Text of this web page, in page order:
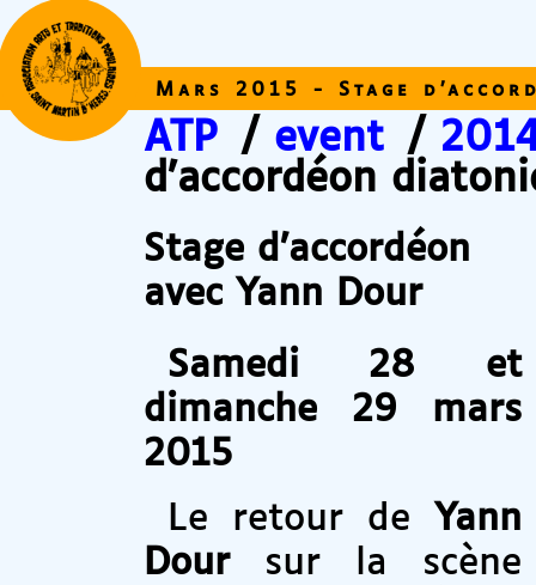
ATP / event /
d’accordéon
Mars 2015 - Stage
Stage d’accordéon
avec Yann Dour
Samedi 28 et
dimanche 29 mars
2015
Le retour de
Yann
Doursur la scène